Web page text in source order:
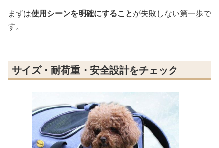
まずは使用シーンを明確にすることが失敗しない第一歩で
す。
サイズ・耐荷重・安全設計をチェック